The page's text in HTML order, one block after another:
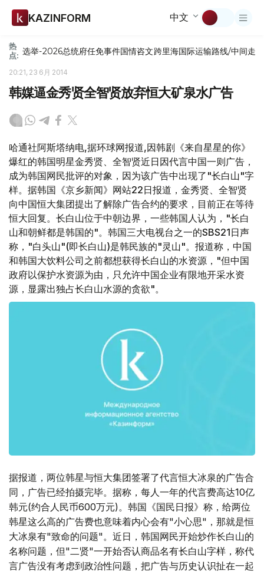
KAZINFORM 中文
热
点: 选举-2026总统府任免事件国情咨文跨里海国际运输路线/中间走廊
20:21, 23 6月 2014
韩媒逼金秀贤全智贤放弃恒大矿泉水广告
哈通社阿斯塔纳电,据环球网报道,因韩剧《来自星星的你》
爆红的韩国明星金秀贤、全智贤近日因代言中国一则广告，
成为韩国网民批评的对象，因为该广告中出现了"长白山"字
样。据韩国《京乡新闻》网站22日报道，金秀贤、全智贤
向中国恒大集团提出了解除广告合约的要求，目前正在等待
恒大回复。长白山位于中朝边界，一些韩国人认为，"长白
山和朝鲜都是韩国的"。韩国三大电视台之一的SBS21日声
称，"白头山"(即长白山)是韩民族的"灵山"。报道称，中国
和韩国大饮料公司之前都想获得长白山的水资源，"但中国
政府以保护水资源为由，只允许中国企业有限地开采水资
源，显露出独占长白山水源的贪欲"。
据报道，两位韩星与恒大集团签署了代言恒大冰泉的广告合
同，广告已经拍摄完毕。据称，每人一年的代言费高达10亿
韩元(约合人民币600万元)。韩国《国民日报》称，给两位
韩星这么高的广告费也意味着内心会有"小心思"，那就是恒
大冰泉有"致命的问题"。近日，韩国网民开始炒作长白山的
名称问题，但"二贤"一开始否认商品名有长白山字样，称代
言广告没有考虑到政治性问题，把广告与历史认识扯在一起